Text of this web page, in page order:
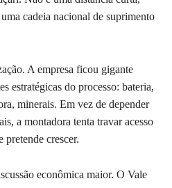
cadeia nacional de suprimento
A empresa ficou gigante
estratégicas do processo: bateria,
minerais. Em vez de depender
a montadora tenta travar acesso
pretende crescer.
econômica maior. O Vale